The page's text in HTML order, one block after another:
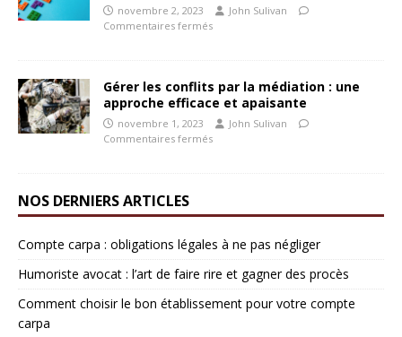
novembre 2, 2023
John Sulivan
Commentaires fermés
Gérer les conflits par la médiation : une
approche efficace et apaisante
novembre 1, 2023
John Sulivan
Commentaires fermés
NOS DERNIERS ARTICLES
Compte carpa : obligations légales à ne pas négliger
Humoriste avocat : l’art de faire rire et gagner des procès
Comment choisir le bon établissement pour votre compte
carpa